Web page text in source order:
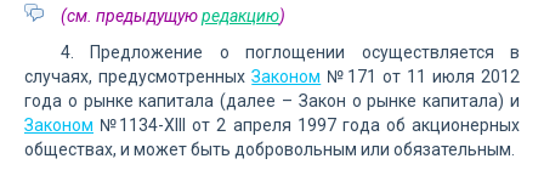
(см. предыдущуюредакцию)
4. Предложение о поглощении осуществляется в
случаях, предусмотренныхЗаконом №171 от 11 июля 2012
года о рынке капитала (далее – Закон о рынке капитала) и
Законом №1134-XIII от 2 апреля 1997 года об акционерных
обществах, и может быть добровольным или обязательным.